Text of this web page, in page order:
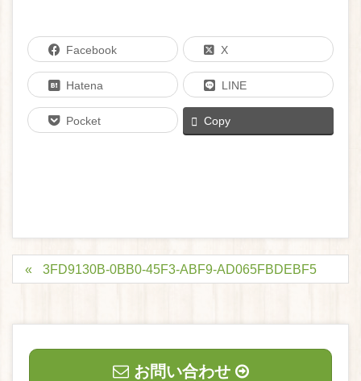
Facebook X
Hatena LINE
Pocket Copy
3FD9130B-0BB0-45F3-ABF9-AD065FBDEBF5
お問い合わせ